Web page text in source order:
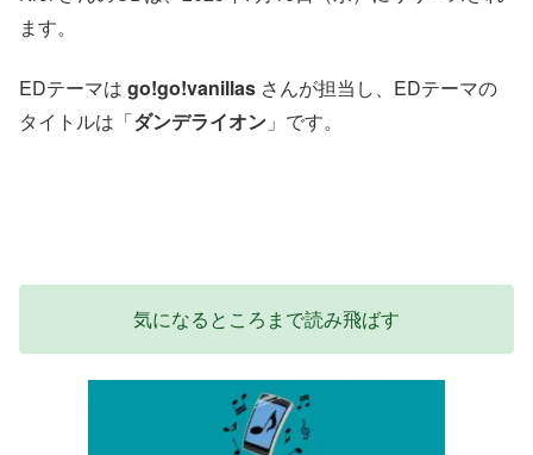
ます。
EDテーマは go!go!vanillas さんが担当し、EDテーマの
タイトルは「ダンデライオン 」です。
気になるところまで読み飛ばす